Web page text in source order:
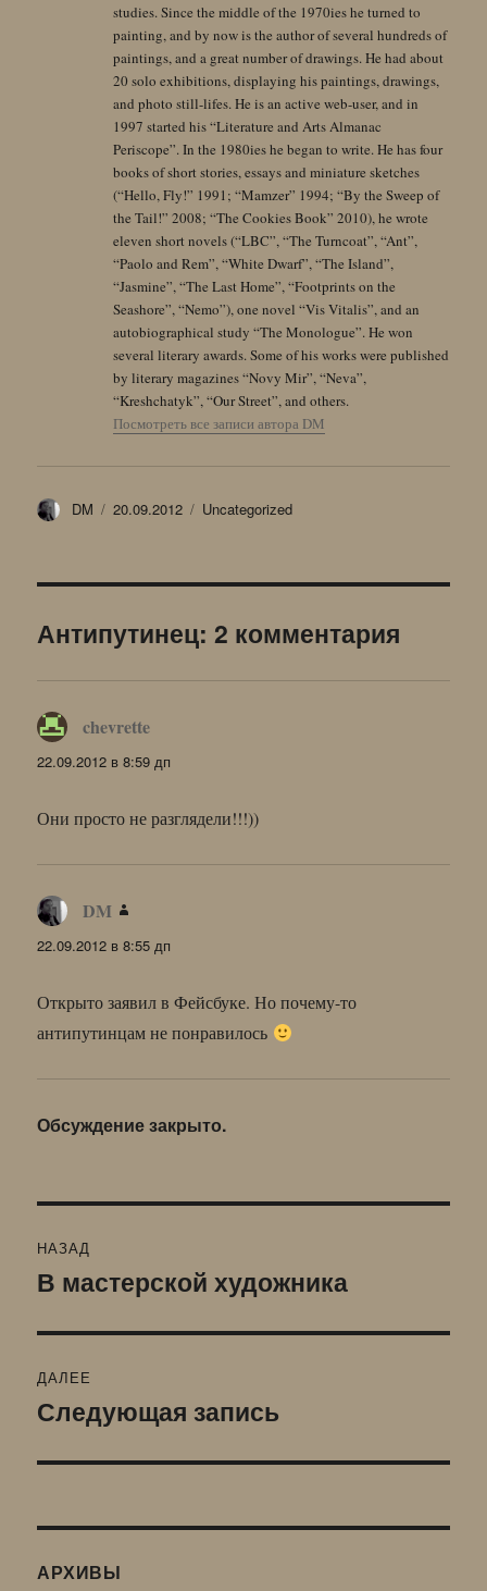
studies. Since the middle of the 1970ies he turned to
painting, and by now is the author of several hundreds of
paintings, and a great number of drawings. He had about
20 solo exhibitions, displaying his paintings, drawings,
and photo still-lifes. He is an active web-user, and in
1997 started his “Literature and Arts Almanac
Periscope”. In the 1980ies he began to write. He has four
books of short stories, essays and miniature sketches
(“Hello, Fly!” 1991; “Mamzer” 1994; “By the Sweep of
the Tail!” 2008; “The Cookies Book” 2010), he wrote
eleven short novels (“LBC”, “The Turncoat”, “Ant”,
“Paolo and Rem”, “White Dwarf”, “The Island”,
“Jasmine”, “The Last Home”, “Footprints on the
Seashore”, “Nemo”), one novel “Vis Vitalis”, and an
autobiographical study “The Monologue”. He won
several literary awards. Some of his works were published
by literary magazines “Novy Mir”, “Neva”,
“Kreshchatyk”, “Our Street”, and others.
Посмотреть все записи автора DM
Автор
DM Опубликовано
20.09.2012 Рубрики
Uncategorized
Антипутинец: 2 комментария
chevrette
22.09.2012 в 8:59 дп
Они просто не разглядели!!!))
DM
22.09.2012 в 8:55 дп
Открыто заявил в Фейсбуке. Но почему-то
антипутинцам не понравилось
Обсуждение закрыто.
по
НАЗАД
Предыдущая
В мастерской художника
ДАЛЕЕ
Следующая
Следующая запись
АРХИВЫ